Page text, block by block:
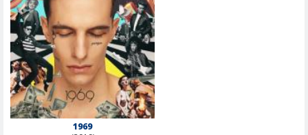
1969